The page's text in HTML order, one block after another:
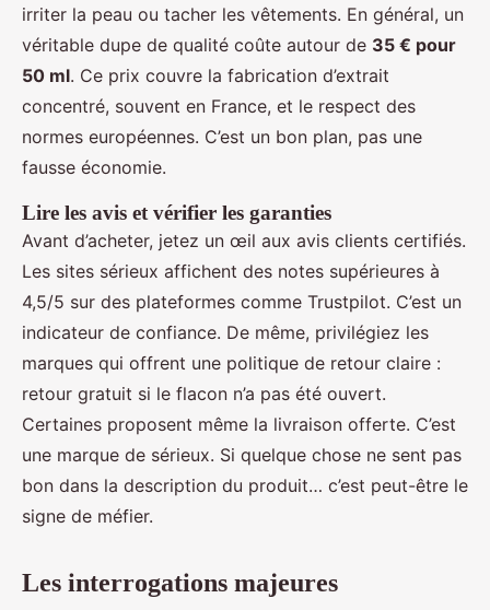
irriter la peau ou tacher les vêtements. En général, un
véritable dupe de qualité coûte autour de 35 € pour
50 ml. Ce prix couvre la fabrication d’extrait
concentré, souvent en France, et le respect des
normes européennes. C’est un bon plan, pas une
fausse économie.
Lire les avis et vérifier les garanties
Avant d’acheter, jetez un œil aux avis clients certifiés.
Les sites sérieux affichent des notes supérieures à
4,5/5 sur des plateformes comme Trustpilot. C’est un
indicateur de confiance. De même, privilégiez les
marques qui offrent une politique de retour claire :
retour gratuit si le flacon n’a pas été ouvert.
Certaines proposent même la livraison offerte. C’est
une marque de sérieux. Si quelque chose ne sent pas
bon dans la description du produit… c’est peut-être le
signe de méfier.
Les interrogations majeures